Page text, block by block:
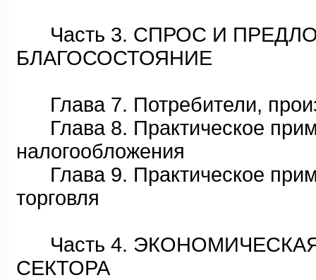
Часть 3. СПРОС И
БЛАГОСОСТОЯНИЕ
Глава 7. Потребители,
Глава 8. Практическое
налогообложения
Глава 9. Практическое
торговля
Часть 4.
СЕКТОРА